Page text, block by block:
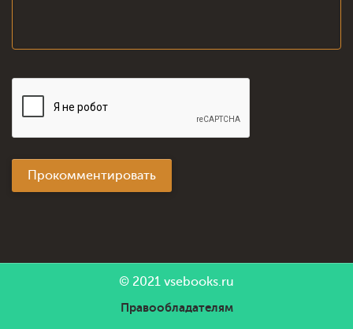
Прокомментировать
© 2021 vsebooks.ru
Правообладателям